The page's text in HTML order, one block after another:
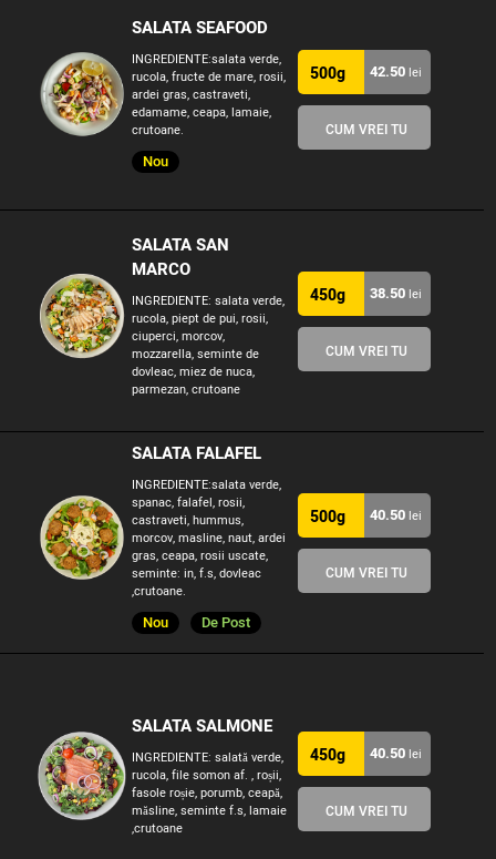
SALATA SEAFOOD
INGREDIENTE:salata verde,
rucola, fructe de mare, rosii,
ardei gras, castraveti,
edamame, ceapa, lamaie,
crutoane.
Nou
500g 42.50 lei
CUM VREI TU
SALATA SAN
MARCO
INGREDIENTE: salata verde,
rucola, piept de pui, rosii,
ciuperci, morcov,
mozzarella, seminte de
dovleac, miez de nuca,
parmezan, crutoane
450g 38.50 lei
CUM VREI TU
SALATA FALAFEL
INGREDIENTE:salata verde,
spanac, falafel, rosii,
castraveti, hummus,
morcov, masline, naut, ardei
gras, ceapa, rosii uscate,
seminte: in, f.s, dovleac
,crutoane.
Nou De Post
500g 40.50 lei
CUM VREI TU
SALATA SALMONE
INGREDIENTE: salată verde,
rucola, file somon af. , roșii,
fasole roșie, porumb, ceapă,
măsline, seminte f.s, lamaie
,crutoane
450g 40.50 lei
CUM VREI TU